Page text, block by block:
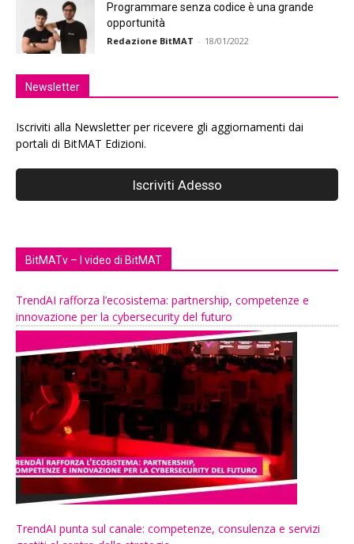
Programmare senza codice è una grande
opportunità
Redazione BitMAT - 18/01/2022
Newsletter
Iscriviti alla Newsletter per ricevere gli aggiornamenti dai
portali di BitMAT Edizioni.
BitMATv – I video di BitMAT
TrendAI rafforza l’ecosistema: partnership, competenze e
innovazione per la cybersecurity del futuro
TrendAI punta sul canale: competenze, consulenza e servizi